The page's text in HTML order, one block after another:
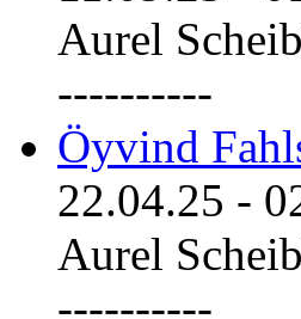
Aurel
----------
Öyvind
22.04.25 -
Aurel
----------